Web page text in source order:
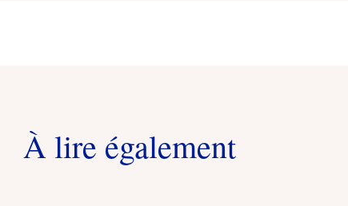
À lire également